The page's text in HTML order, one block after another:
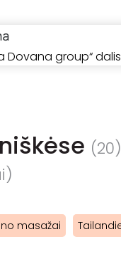
Dovana group“ dalis
(20)
masažai